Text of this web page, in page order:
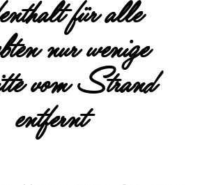
für alle
nur wenige
vom Strand
entfernt